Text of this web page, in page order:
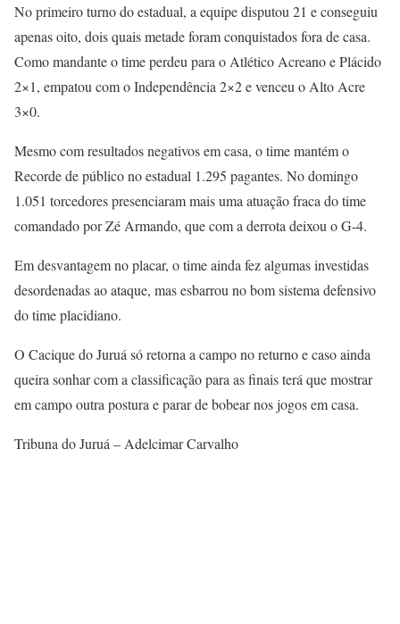
No primeiro turno do estadual, a equipe disputou 21 e conseguiu
apenas oito, dois quais metade foram conquistados fora de casa.
Como mandante o time perdeu para o Atlético Acreano e Plácido
2×1, empatou com o Independência 2×2 e venceu o Alto Acre
3×0.
Mesmo com resultados negativos em casa, o time mantém o
Recorde de público no estadual 1.295 pagantes. No domingo
1.051 torcedores presenciaram mais uma atuação fraca do time
comandado por Zé Armando, que com a derrota deixou o G-4.
Em desvantagem no placar, o time ainda fez algumas investidas
desordenadas ao ataque, mas esbarrou no bom sistema defensivo
do time placidiano.
O Cacique do Juruá só retorna a campo no returno e caso ainda
queira sonhar com a classificação para as finais terá que mostrar
em campo outra postura e parar de bobear nos jogos em casa.
Tribuna do Juruá – Adelcimar Carvalho